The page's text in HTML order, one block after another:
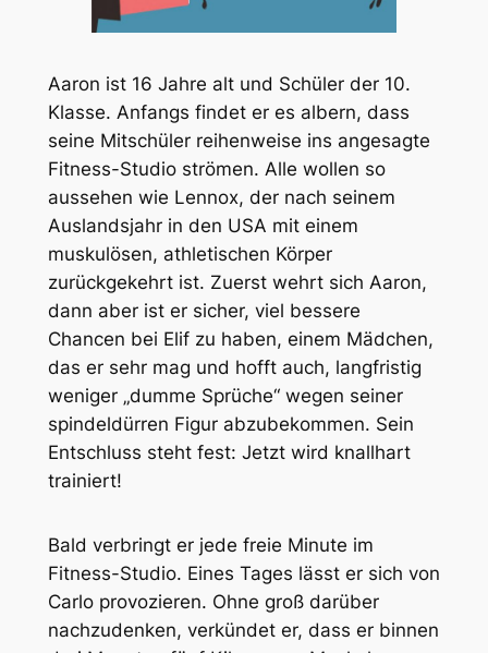
Aaron ist 16 Jahre alt und Schüler der 10.
Klasse. Anfangs findet er es albern, dass
seine Mitschüler reihenweise ins angesagte
Fitness-Studio strömen. Alle wollen so
aussehen wie Lennox, der nach seinem
Auslandsjahr in den USA mit einem
muskulösen, athletischen Körper
zurückgekehrt ist. Zuerst wehrt sich Aaron,
dann aber ist er sicher, viel bessere
Chancen bei Elif zu haben, einem Mädchen,
das er sehr mag und hofft auch, langfristig
weniger „dumme Sprüche“ wegen seiner
spindeldürren Figur abzubekommen. Sein
Entschluss steht fest: Jetzt wird knallhart
trainiert!
Bald verbringt er jede freie Minute im
Fitness-Studio. Eines Tages lässt er sich von
Carlo provozieren. Ohne groß darüber
nachzudenken, verkündet er, dass er binnen